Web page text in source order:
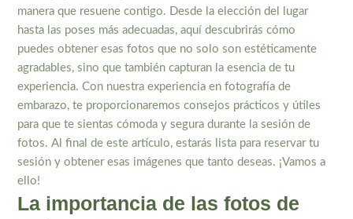
manera que resuene contigo. Desde la elección del lugar
hasta las poses más adecuadas, aquí descubrirás cómo
puedes obtener esas fotos que no solo son estéticamente
agradables, sino que también capturan la esencia de tu
experiencia. Con nuestra experiencia en fotografía de
embarazo, te proporcionaremos consejos prácticos y útiles
para que te sientas cómoda y segura durante la sesión de
fotos. Al final de este artículo, estarás lista para reservar tu
sesión y obtener esas imágenes que tanto deseas. ¡Vamos a
ello!
La importancia de las fotos de